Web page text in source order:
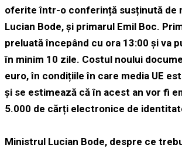
oferite într-o conferință susținută de
Lucian Bode, și primarul Emil Boc.
preluată începând cu ora 13:00 și va
în minim 10 zile. Costul noului
euro, în condițiile în care media UE
și se estimează că în acest an vor fi
5.000 de cărți electronice de
Ministrul Lucian Bode, despre ce